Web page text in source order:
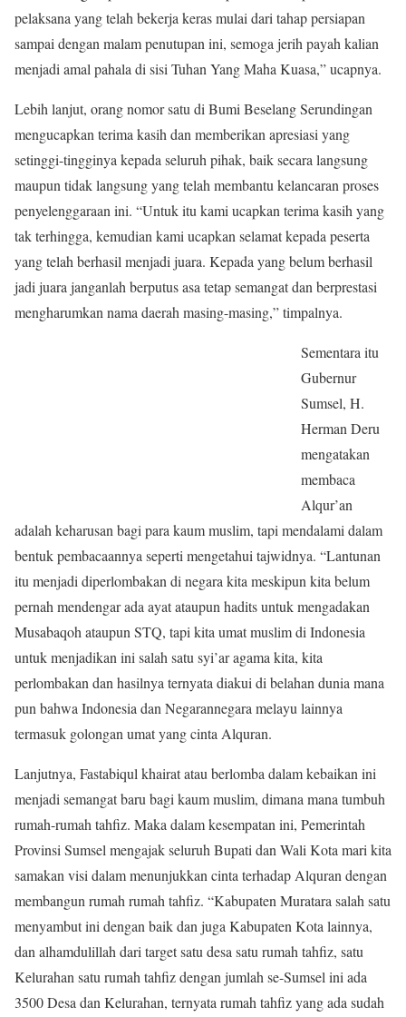
pelaksana yang telah bekerja keras mulai dari tahap persiapan
sampai dengan malam penutupan ini, semoga jerih payah kalian
menjadi amal pahala di sisi Tuhan Yang Maha Kuasa,” ucapnya.
Lebih lanjut, orang nomor satu di Bumi Beselang Serundingan
mengucapkan terima kasih dan memberikan apresiasi yang
setinggi-tingginya kepada seluruh pihak, baik secara langsung
maupun tidak langsung yang telah membantu kelancaran proses
penyelenggaraan ini. “Untuk itu kami ucapkan terima kasih yang
tak terhingga, kemudian kami ucapkan selamat kepada peserta
yang telah berhasil menjadi juara. Kepada yang belum berhasil
jadi juara janganlah berputus asa tetap semangat dan berprestasi
mengharumkan nama daerah masing-masing,” timpalnya.
Sementara itu
Gubernur
Sumsel, H.
Herman Deru
mengatakan
membaca
Alqur’an
adalah keharusan bagi para kaum muslim, tapi mendalami dalam
bentuk pembacaannya seperti mengetahui tajwidnya. “Lantunan
itu menjadi diperlombakan di negara kita meskipun kita belum
pernah mendengar ada ayat ataupun hadits untuk mengadakan
Musabaqoh ataupun STQ, tapi kita umat muslim di Indonesia
untuk menjadikan ini salah satu syi’ar agama kita, kita
perlombakan dan hasilnya ternyata diakui di belahan dunia mana
pun bahwa Indonesia dan Negarannegara melayu lainnya
termasuk golongan umat yang cinta Alquran.
Lanjutnya, Fastabiqul khairat atau berlomba dalam kebaikan ini
menjadi semangat baru bagi kaum muslim, dimana mana tumbuh
rumah-rumah tahfiz. Maka dalam kesempatan ini, Pemerintah
Provinsi Sumsel mengajak seluruh Bupati dan Wali Kota mari kita
samakan visi dalam menunjukkan cinta terhadap Alquran dengan
membangun rumah rumah tahfiz. “Kabupaten Muratara salah satu
menyambut ini dengan baik dan juga Kabupaten Kota lainnya,
dan alhamdulillah dari target satu desa satu rumah tahfiz, satu
Kelurahan satu rumah tahfiz dengan jumlah se-Sumsel ini ada
3500 Desa dan Kelurahan, ternyata rumah tahfiz yang ada sudah